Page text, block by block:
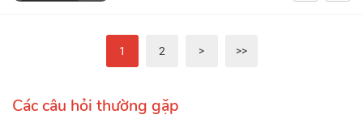
1 2 > >>
Các câu hỏi thường gặp